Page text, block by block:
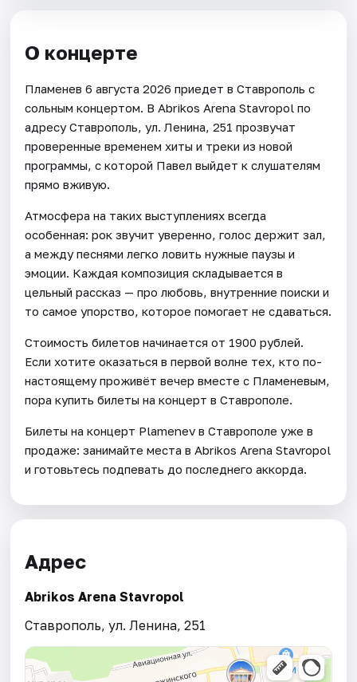
О концерте
Пламенев 6 августа 2026 приедет в Ставрополь с
сольным концертом. В Abrikos Arena Stavropol по
адресу Ставрополь, ул. Ленина, 251 прозвучат
проверенные временем хиты и треки из новой
программы, с которой Павел выйдет к слушателям
прямо вживую.
Атмосфера на таких выступлениях всегда
особенная: рок звучит уверенно, голос держит зал,
а между песнями легко ловить нужные паузы и
эмоции. Каждая композиция складывается в
цельный рассказ — про любовь, внутренние поиски и
то самое упорство, которое помогает не сдаваться.
Стоимость билетов начинается от 1900 рублей.
Если хотите оказаться в первой волне тех, кто по-
настоящему проживёт вечер вместе с Пламеневым,
пора купить билеты на концерт в Ставрополе.
Билеты на концерт Plamenev в Ставрополе уже в
продаже: занимайте места в Abrikos Arena Stavropol
и готовьтесь подпевать до последнего аккорда.
Адрес
Abrikos Arena Stavropol
Ставрополь, ул. Ленина, 251